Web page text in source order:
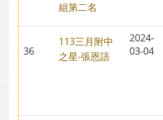
組第二名
36
113三月附中
之星-張恩語
2024-
03-04